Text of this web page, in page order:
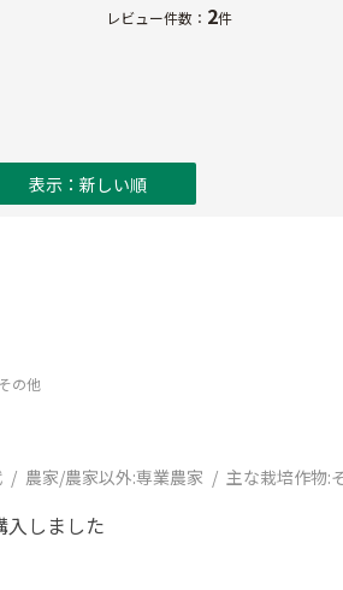
レビュー件数： 2件
表示：新しい順
の他
農家/農家以外:専業農家 主な栽培作物:
入しました